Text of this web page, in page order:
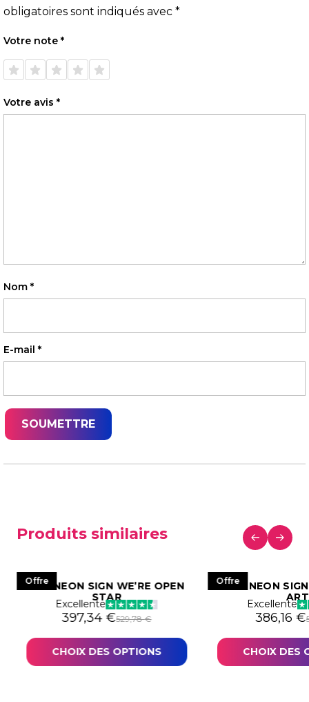
obligatoires sont indiqués avec *
Votre note *
1 étoile
sur 5
2 étoiles
sur 5
3 étoiles
sur 5
4 étoiles
sur 5
5 étoiles
sur 5
Votre avis *
Nom *
E-mail *
Produits similaires
Offre
LED NEON SIGN WE’RE OPEN
STAR
Excellente
529,78€
Le prix initial était : 529,78 €.
397,34 €
Le prix actuel est : 397,34 €.
CHOIX DES OPTIONS
Offre
LED NEON
ART
Excellente
Le prix
386,16€
Le prix
CHOIX DES